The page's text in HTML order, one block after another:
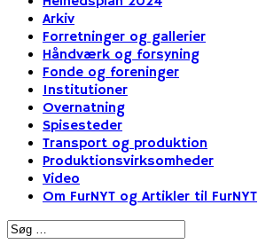
Arkiv
Forretninger og gallerier
Håndværk og forsyning
Fonde og foreninger
Institutioner
Overnatning
Spisesteder
Transport og produktion
Produktionsvirksomheder
Video
Om FurNYT og Artikler til FurNYT